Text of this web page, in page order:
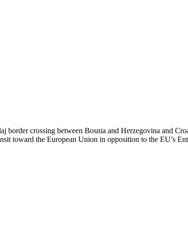
border crossing between Bosnia and Herzegovina and
toward the European Union in opposition to the EU’s